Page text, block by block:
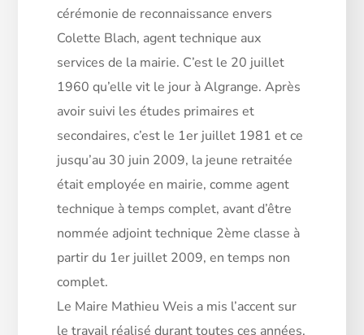
cérémonie de reconnaissance envers
Colette Blach, agent technique aux
services de la mairie. C’est le 20 juillet
1960 qu’elle vit le jour à Algrange. Après
avoir suivi les études primaires et
secondaires, c’est le 1er juillet 1981 et ce
jusqu’au 30 juin 2009, la jeune retraitée
était employée en mairie, comme agent
technique à temps complet, avant d’être
nommée adjoint technique 2ème classe à
partir du 1er juillet 2009, en temps non
complet.
Le Maire Mathieu Weis a mis l’accent sur
le travail réalisé durant toutes ces années,